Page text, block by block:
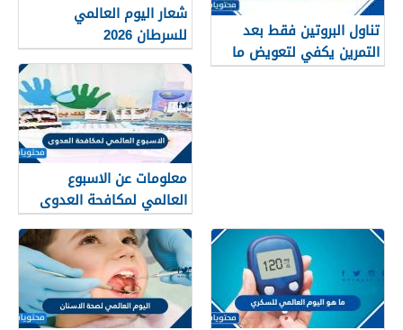
تناول البروتين فقط بعد
التمرين يكفي لتعويض ما
فقده الجسم خلال النشاط
شعار اليوم العالمي
للسرطان 2026
معلومات عن الاسبوع
العالمي لمكافحة العدوى
2025